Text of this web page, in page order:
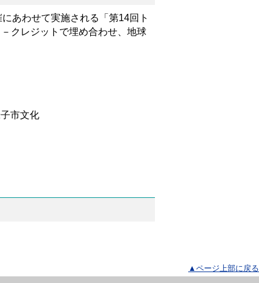
あわせて実施される「第14回ト
クレジットで埋め合わせ、地球
市文化
▲ページ上部に戻る